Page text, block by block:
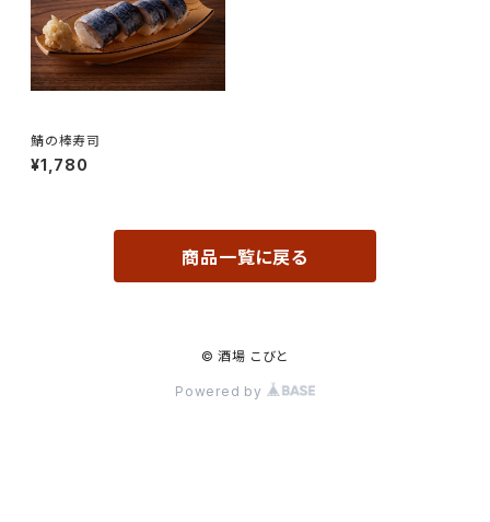
鯖の棒寿司
¥1,780
商品一覧に戻る
© 酒場 こびと
Powered by